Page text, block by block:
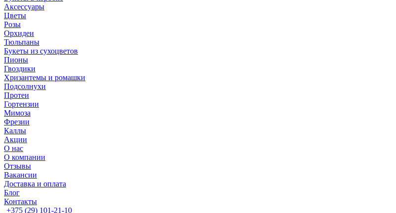
Аксессуары
Цветы
Розы
Орхидеи
Тюльпаны
Букеты из сухоцветов
Пионы
Гвоздики
Хризантемы и ромашки
Подсолнухи
Протеи
Гортензии
Мимоза
Фрезии
Каллы
Акции
О нас
О компании
Отзывы
Вакансии
Доставка и оплата
Блог
Контакты
+375 (29) 101-21-10